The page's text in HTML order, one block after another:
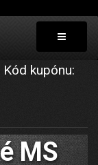
Kód kupónu:
MS